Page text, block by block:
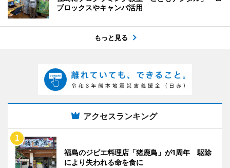
ブロックスやキャンバ活用
もっと見る
アクセスランキング
福島のジビエ料理店「猪鹿鳥」が1周年 駆除
により失われる命を食に